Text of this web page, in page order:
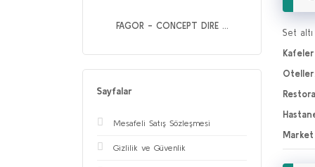
FAGOR - CONCEPT DIRE ...
Sayfalar
Mesafeli Satış Sözleşmesi
Gizlilik ve Güvenlik
Set
Oteller
Market